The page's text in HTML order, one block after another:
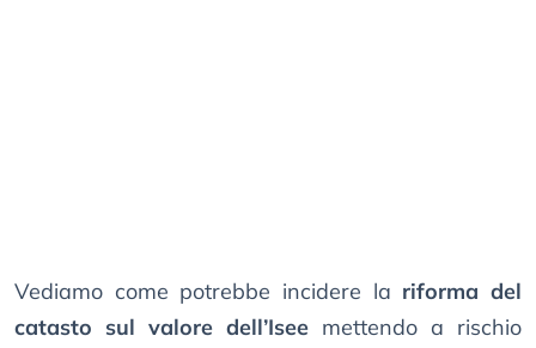
Vediamo come potrebbe incidere la riforma del
catasto sul valore dell’Isee mettendo a rischio